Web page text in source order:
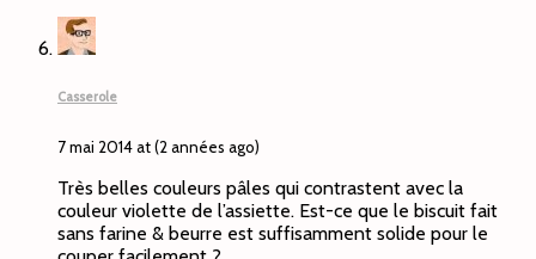
Casserole
7 mai 2014 at (2 années ago)
Très belles couleurs pâles qui contrastent avec la
couleur violette de l’assiette. Est-ce que le biscuit fait
sans farine & beurre est suffisamment solide pour le